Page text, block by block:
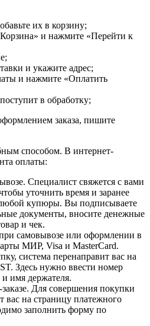
их в корзину;
и нажмите «Перейти к
и укажите адрес;
и нажмите «Оплатить
в обработку;
заказа, пишите
способом. В интернет-
оплаты:
Специалист свяжется с вами
уточнить время и заранее
любой купюры. Вы подписываете
документы, вносите денежные
и чек.
самовывозе или оформлении в
МИР, Visa и MasterCard.
система перенаправит вас на
Здесь нужно ввести номер
имя держателя.
Для совершения покупки
вас на страницу платежного
заполнить форму по